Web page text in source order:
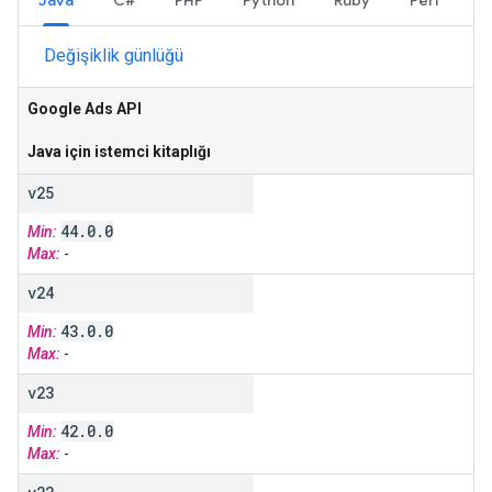
Değişiklik günlüğü
Google Ads API
Java için istemci kitaplığı
v25
Min: 44. 0. 0
Max: -
v24
Min: 43. 0. 0
Max: -
v23
Min: 42. 0. 0
Max: -